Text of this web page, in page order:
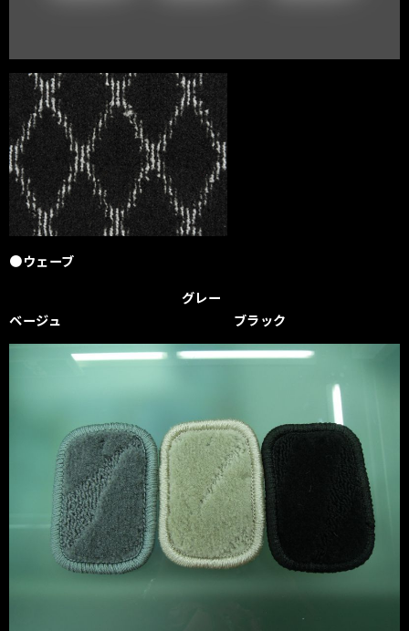
●ウェーブ
グレー
ベージュ ブラック